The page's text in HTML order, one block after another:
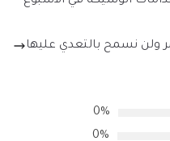
ولن نسمح بالتعدي عليها
0%
0%